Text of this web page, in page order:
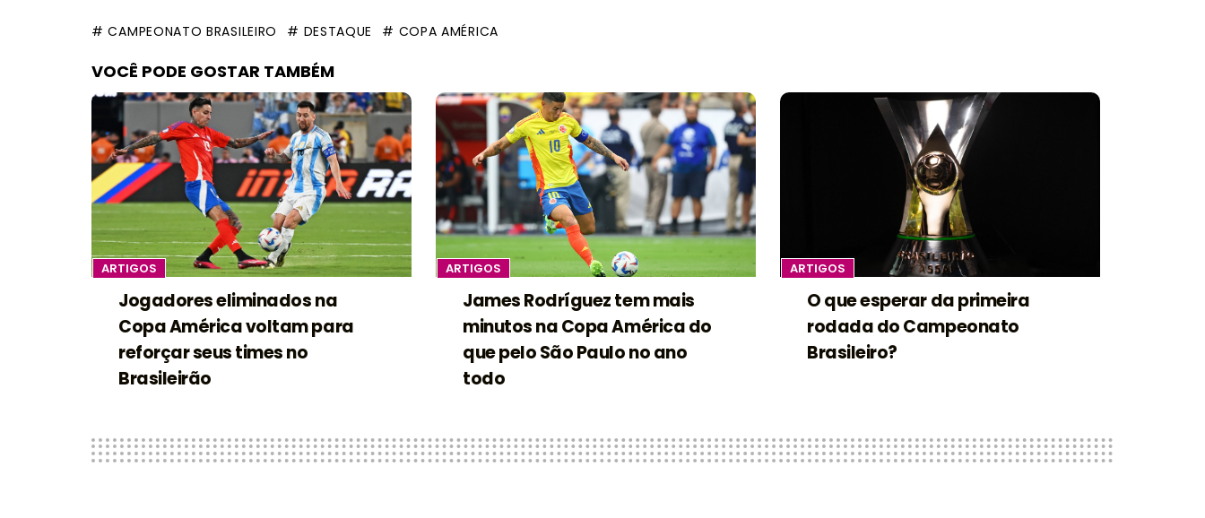
# CAMPEONATO BRASILEIRO # DESTAQUE # COPA AMÉRICA
VOCÊ PODE GOSTAR TAMBÉM
ARTIGOS
Jogadores eliminados na
Copa América voltam para
reforçar seus times no
Brasileirão
ARTIGOS
James Rodríguez tem mais
minutos na Copa América do
que pelo São Paulo no ano
todo
ARTIGOS
O que esperar da primeira
rodada do Campeonato
Brasileiro?